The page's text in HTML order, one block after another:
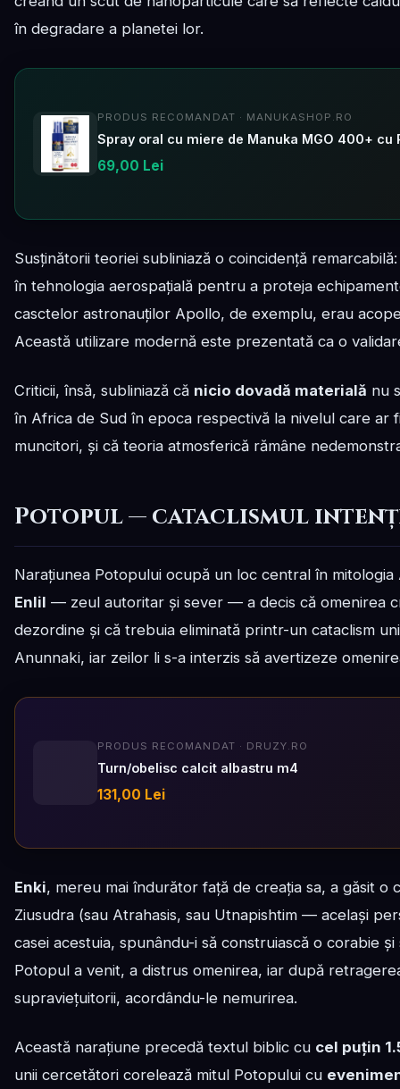
în degradare a planetei lor.
PRODUS RECOMANDAT · MANUKASHOP.RO
Spray oral cu miere de Manuka MGO 400+ cu
69,00 Lei
Susținătorii teoriei subliniază o coincidență
în tehnologia aerospațială pentru a proteja
casctelor astronauților Apollo, de exemplu, erau
Această utilizare modernă este prezentată ca o
Criticii, însă, subliniază că nicio dovadă materială nu
în Africa de Sud în epoca respectivă la nivelul care ar
muncitori, și că teoria atmosferică rămâne
Potopul — cataclismul
Narațiunea Potopului ocupă un loc central în
Enlil — zeul autoritar și sever — a decis că omenirea
dezordine și că trebuia eliminată printr-un cataclism
Anunnaki, iar zeilor li s-a interzis să avertizeze
PRODUS RECOMANDAT · DRUZY.RO
Turn/obelisc calcit albastru m4
131,00 Lei
Enki, mereu mai îndurător față de creația sa, a găsit o
Ziusudra (sau Atrahasis, sau Utnapishtim — același
casei acestuia, spunându-i să construiască o corabie
Potopul a venit, a distrus omenirea, iar după
supraviețuitorii, acordându-le nemurirea.
Această narațiune precedă textul biblic cu cel puțin
unii cercetători corelează mitul Potopului cu